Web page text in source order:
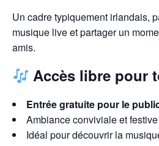
Un cadre typiquement irlandais,
musique live et partager un
amis.
Accès libre pour
Entrée gratuite pour le
Ambiance conviviale et festive
Idéal pour découvrir la